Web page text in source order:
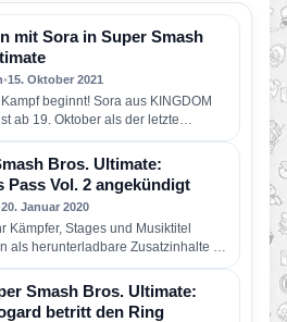
mit Sora in Super Smash
•15. Oktober 2021
beginnt! Sora aus KINGDOM
ab 19. Oktober als der letzte
Super…
Bros. Ultimate:
Pass Vol. 2 angekündigt
20. Januar 2020
Kämpfer, Stages und Musiktitel
als herunterladbare Zusatzinhalte für
Bros. Ultimate! Mit dem Fighters…
Smash Bros. Ultimate:
betritt den Ring